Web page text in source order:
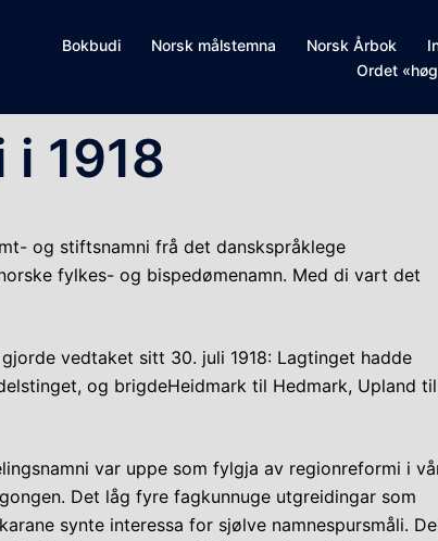
Bokbudi Norsk målstemna Norsk Årbok
Ordet
1918
og stiftsnamni frå det danskspråklege
fylkes- og bispedømenamn. Med di vart det
vedtaket sitt 30. juli 1918: Lagtinget hadde
og brigdeHeidmark til Hedmark, Upland til
var uppe som fylgja av regionreformi i
Det låg fyre fagkunnuge utgreidingar som
synte interessa for sjølve namnespursmåli.